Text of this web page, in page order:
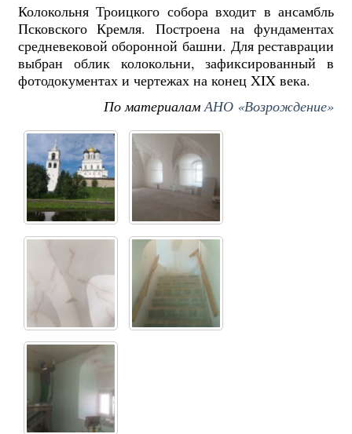
Колокольня Троицкого собора входит в ансамбль
Псковского Кремля. Построена на фундаментах
средневековой оборонной башни. Для реставрации
выбран облик колокольни, зафиксированный в
фотодокументах и чертежах на конец XIX века.
По материаламАНО «Возрождение»